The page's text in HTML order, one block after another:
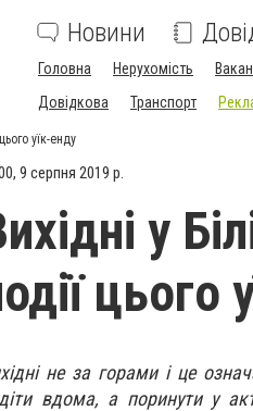
Новини
Головна Нерухомість
Довідкова
Транспорт
уїк-енду
9 серпня 2019 р.
у
цього
не за горами і це
вдома, а поринути у